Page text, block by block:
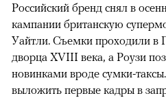
Российский бренд снял в
кампании британскую
Уайтли. Cъемки проходили в
дворца XVIII века, а Роузи
новинками вроде сумки-
выложить первые кадры в